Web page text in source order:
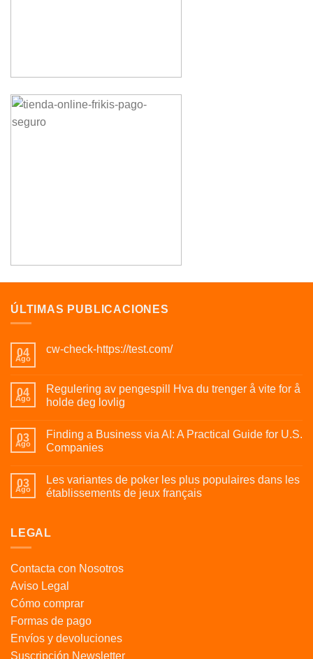
ÚLTIMAS PUBLICACIONES
04
Ago
cw-check-https://test.com/
04
Ago
Regulering av pengespill Hva du trenger å vite for å
holde deg lovlig
03
Ago
Finding a Business via AI: A Practical Guide for U.S.
Companies
03
Ago
Les variantes de poker les plus populaires dans les
établissements de jeux français
LEGAL
Contacta con Nosotros
Aviso Legal
Cómo comprar
Formas de pago
Envíos y devoluciones
Suscripción Newsletter